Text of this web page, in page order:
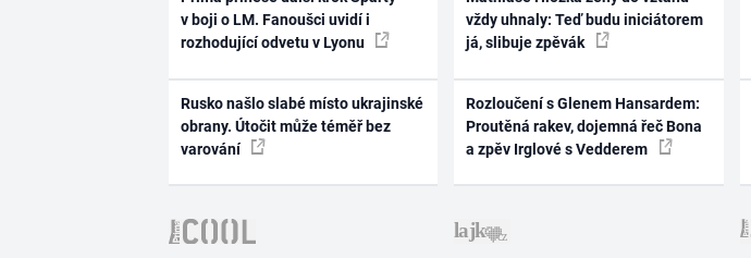
v boji o LM. Fanoušci uvidí i
rozhodující odvetu v Lyonu
Rusko našlo slabé místo ukrajinské
obrany. Útočit může téměř bez
varování
vždy uhnaly: Teď budu iniciátorem
já, slibuje zpěvák
Rozloučení s Glenem Hansardem:
Proutěná rakev, dojemná řeč Bona
a zpěv Irglové s Vedderem